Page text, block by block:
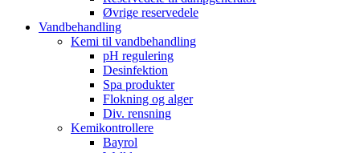
Øvrige reservedele
Vandbehandling
Kemi til vandbehandling
pH regulering
Desinfektion
Spa produkter
Flokning og alger
Div. rensning
Kemikontrollere
Bayrol